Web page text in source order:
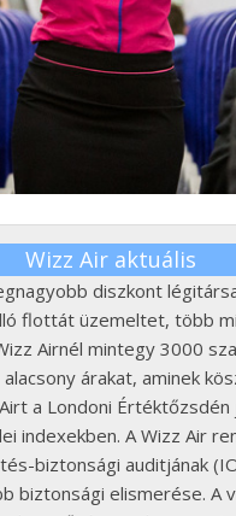
Wizz Air aktuális
diszkont
flottát üzemeltet, több
Airnél mintegy 3000
árakat, aminek
a Londoni Értéktőzsdén
indexekben. A Wizz Air
biztonsági auditjának
biztonsági elismerése. A